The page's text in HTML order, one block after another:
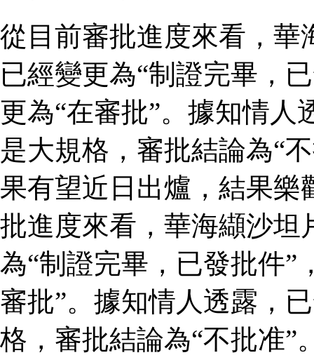
從目前審批進度來看，華
已經變更為“制證完畢，
更為“在審批”。據知情
是大規格，審批結論為“
果有望近日出爐，結果樂
批進度來看，華海纈沙坦
為“制證完畢，已發批件”
審批”。據知情人透露，
格，審批結論為“不批准”